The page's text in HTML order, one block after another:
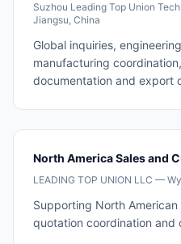
Suzhou Leading Top Union
Jiangsu, China
Global inquiries,
manufacturing
documentation and export
North America Sales and
LEADING TOP UNION LLC —
Supporting North
quotation coordination and